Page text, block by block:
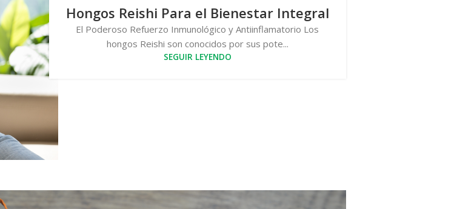
Hongos Reishi Para el Bienestar Integral
El Poderoso Refuerzo Inmunológico y Antiinflamatorio Los
hongos Reishi son conocidos por sus pote...
SEGUIR LEYENDO